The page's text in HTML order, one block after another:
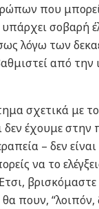
που
σοβαρή
λόγω των
από την
σχετικά με
δεν έχουμε
– δεν είναι
να το
βρισκόμαστε
πουν, “λοιπόν,